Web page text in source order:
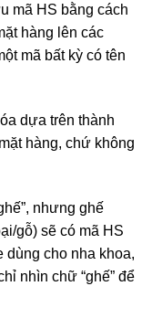
mã HS bằng cách
hàng lên các
mã bất kỳ có tên
dựa trên thành
hàng, chứ không
nhưng ghế
gỗ) sẽ có mã HS
dùng cho nha khoa,
nhìn chữ “ghế” để